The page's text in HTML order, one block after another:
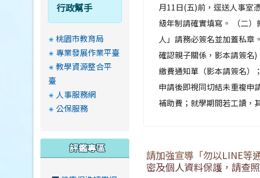
月11日(五)前，逕送人事室
級年制請確實填寫。 （二
人」請務必簽名並加蓋私章
確認親子關係，影本請簽名
繳費通知單（影本請簽名）
申請後即視同切結未重複申
補助費；就學期間若工讀，
請加強宣導「勿以LINE等
密及個人資料保護，請查照
行政幫手
桃園市教育局
專業發展作業平臺
教學資源整合平
臺
人事服務網
公保服務
評鑑專區